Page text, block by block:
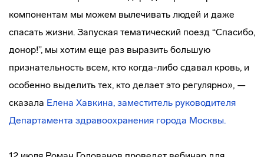
компонентам мы можем вылечивать людей и даже
спасать жизни. Запуская тематический поезд “Спасибо,
донор!”, мы хотим еще раз выразить большую
признательность всем, кто когда-либо сдавал кровь, и
особенно выделить тех, кто делает это регулярно», —
сказала Елена Хавкина, заместитель руководителя
Департамента здравоохранения города Москвы.